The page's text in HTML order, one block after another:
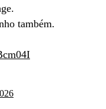
também.